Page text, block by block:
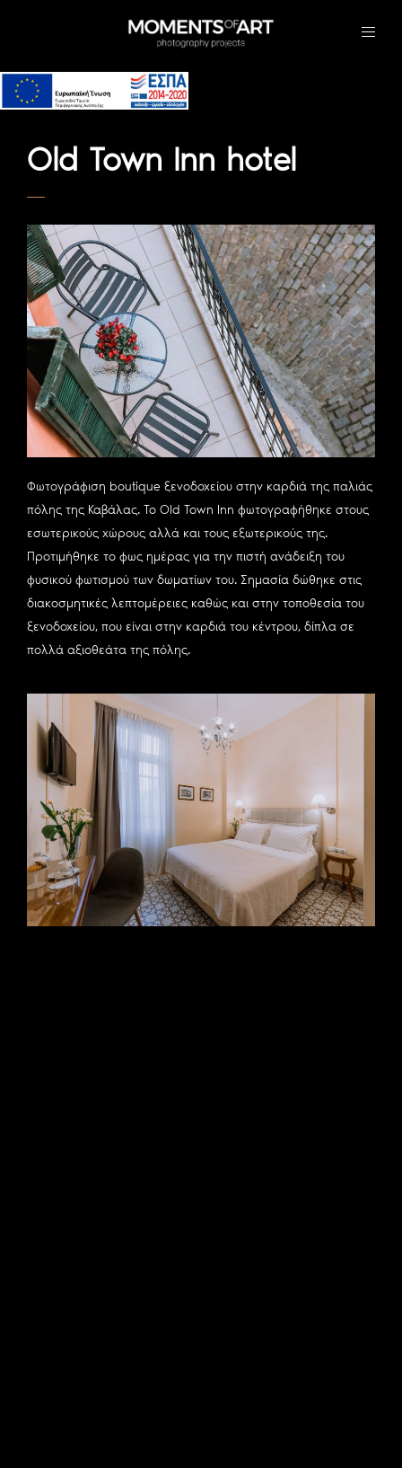
Old Town Inn hotel
Φωτογράφιση boutique ξενοδοχείου στην καρδιά της παλιάς
πόλης της Καβάλας. Το Old Town Inn φωτογραφήθηκε στους
εσωτερικούς χώρους αλλά και τους εξωτερικούς της.
Προτιμήθηκε το φως ημέρας για την πιστή ανάδειξη του
φυσικού φωτισμού των δωματίων του. Σημασία δώθηκε στις
διακοσμητικές λεπτομέρειες καθώς και στην τοποθεσία του
ξενοδοχείου, που είναι στην καρδιά του κέντρου, δίπλα σε
πολλά αξιοθεάτα της πόλης.